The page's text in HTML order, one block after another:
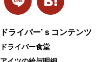
ドライバー’ｓコンテンツ
ドライバー食堂